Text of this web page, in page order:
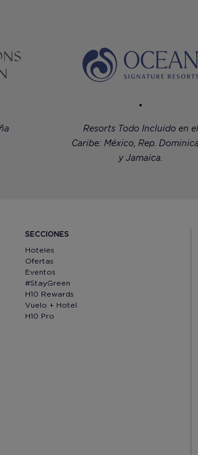
Resorts Todo Incluido en el
Caribe: México, Rep.
y Jamaica.
SECCIONES
Hoteles
Ofertas
Eventos
#StayGreen
H10 Rewards
Vuelo + Hotel
H10 Pro